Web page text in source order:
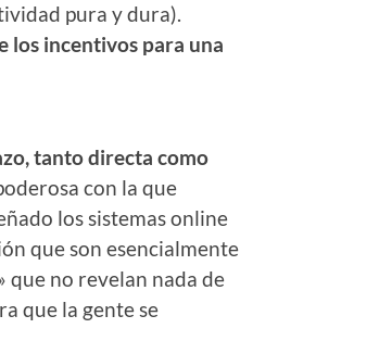
pura y dura).
los incentivos para una
tanto directa como
con la que
los sistemas online
que son esencialmente
que no revelan nada de
que la gente se